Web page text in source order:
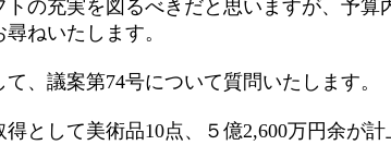
トの充実を図るべきだと思いますが、予算
ねいたします。
、議案第74号について質問いたします。
として美術品10点、５億2,600万円余が計